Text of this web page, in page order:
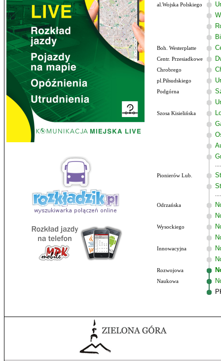
al.Wojska Polskiego
Boh. Westerplatte
Centr. Przesiadkowe
Chrobrego
pl.Piłsudskiego
Podgórna
Szosa Kisielińska
Pionierów Lub.
Odrzańska
Wysockiego
Innowacyjna
Rozwojowa
Naukowa